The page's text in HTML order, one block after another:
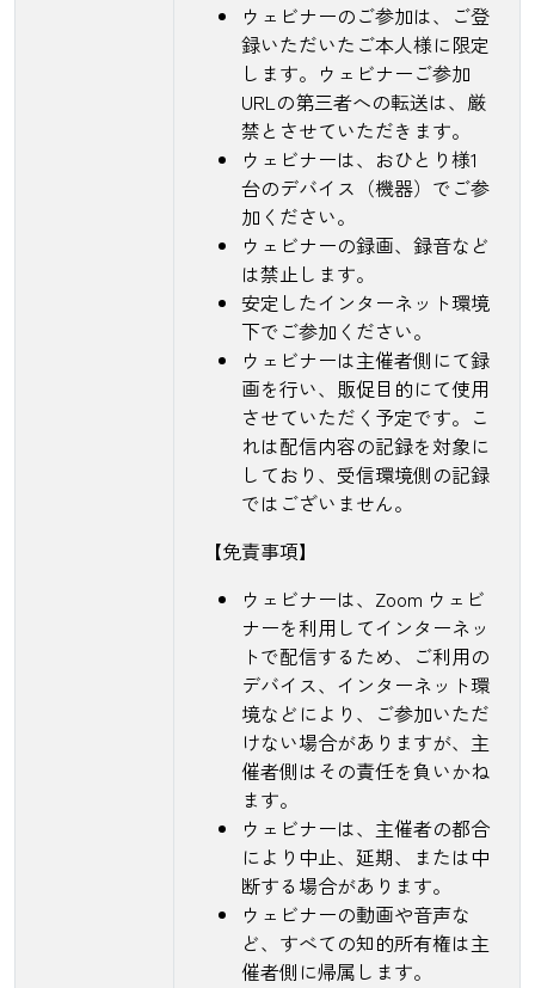
ウェビナーのご参加は、ご登
録いただいたご本人様に限定
します。ウェビナーご参加
URLの第三者への転送は、厳
禁とさせていただきます。
ウェビナーは、おひとり様1
台のデバイス（機器）でご参
加ください。
ウェビナーの録画、録音など
は禁止します。
安定したインターネット環境
下でご参加ください。
ウェビナーは主催者側にて録
画を行い、販促目的にて使用
させていただく予定です。こ
れは配信内容の記録を対象に
しており、受信環境側の記録
ではございません。
【免責事項】
ウェビナーは、Zoom ウェビ
ナーを利用してインターネッ
トで配信するため、ご利用の
デバイス、インターネット環
境などにより、ご参加いただ
けない場合がありますが、主
催者側はその責任を負いかね
ます。
ウェビナーは、主催者の都合
により中止、延期、または中
断する場合があります。
ウェビナーの動画や音声な
ど、すべての知的所有権は主
催者側に帰属します。